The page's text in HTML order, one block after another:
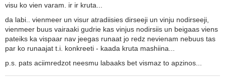
visu ko vien varam. ir ir kruta...
da labi.. vienmeer un visur atradiisies dirseeji un vinju nodirseeji,
vienmeer buus vairaaki gudrie kas vinjus nodirsiis un beigaas viens
pateiks ka vispaar nav jeegas runaat jo redz nevienam nebuus tas
par ko runaajat t.i. konkreeti - kaada kruta mashiina...
p.s. pats aciimredzot neesmu labaaks bet vismaz to apzinos...